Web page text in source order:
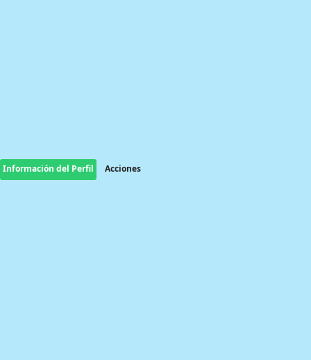
Información del Perfil Acciones